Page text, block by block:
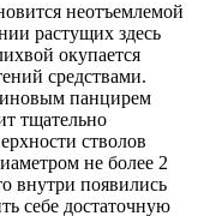
неотъемлемой
растущих здесь
окупается
средствами.
панцирем
тщательно
стволов
не более 2
внутри появились
себе достаточную